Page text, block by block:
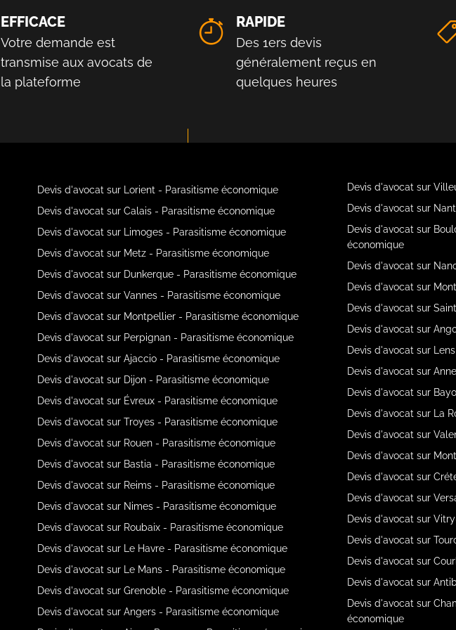
EFFICACE
Votre demande est
transmise aux avocats de
la plateforme
RAPIDE
Des 1ers devis
généralement reçus en
quelques heures
Devis d'avocat sur Lorient - Parasitisme économique
Devis d'avocat sur Calais - Parasitisme économique
Devis d'avocat sur Limoges - Parasitisme économique
Devis d'avocat sur Metz - Parasitisme économique
Devis d'avocat sur Dunkerque - Parasitisme économique
Devis d'avocat sur Vannes - Parasitisme économique
Devis d'avocat sur Montpellier - Parasitisme économique
Devis d'avocat sur Perpignan - Parasitisme économique
Devis d'avocat sur Ajaccio - Parasitisme économique
Devis d'avocat sur Dijon - Parasitisme économique
Devis d'avocat sur Évreux - Parasitisme économique
Devis d'avocat sur Troyes - Parasitisme économique
Devis d'avocat sur Rouen - Parasitisme économique
Devis d'avocat sur Bastia - Parasitisme économique
Devis d'avocat sur Reims - Parasitisme économique
Devis d'avocat sur Nimes - Parasitisme économique
Devis d'avocat sur Roubaix - Parasitisme économique
Devis d'avocat sur Le Havre - Parasitisme économique
Devis d'avocat sur Le Mans - Parasitisme économique
Devis d'avocat sur Grenoble - Parasitisme économique
Devis d'avocat sur Angers - Parasitisme économique
Devis d'avocat sur
Devis d'avocat sur
Devis d'avocat sur
économique
Devis d'avocat sur
Devis d'avocat sur
Devis d'avocat sur
Devis d'avocat sur
Devis d'avocat sur
Devis d'avocat sur
Devis d'avocat sur
Devis d'avocat sur La
Devis d'avocat sur
Devis d'avocat sur
Devis d'avocat sur
Devis d'avocat sur
Devis d'avocat sur
Devis d'avocat sur
Devis d'avocat sur
Devis d'avocat sur
Devis d'avocat sur
économique